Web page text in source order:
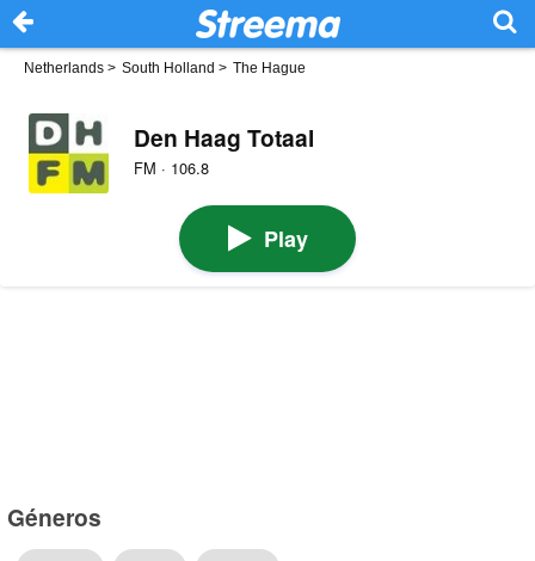
Netherlands > South Holland > The Hague
Den Haag Totaal
FM · 106.8
Play
Géneros